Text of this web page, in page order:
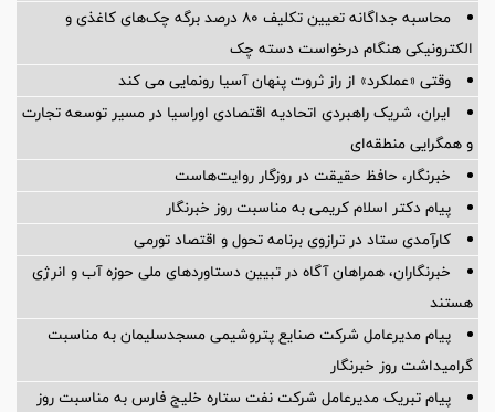
محاسبه جداگانه تعیین تکلیف 80 درصد برگه چک‌های کاغذی و
الکترونیکی هنگام درخواست دسته چک
وقتی «عملکرد» از راز ثروت پنهان آسیا رونمایی می کند
ایران، شریک راهبردی اتحادیه اقتصادی اوراسیا در مسیر توسعه تجارت
و همگرایی منطقه‌ای
خبرنگار، حافظ حقیقت در روزگار روایت‌هاست
پیام دکتر اسلام کریمی به مناسبت روز خبرنگار
کارآمدی ستاد در ترازوی برنامه تحول و اقتصاد تورمی
خبرنگاران، همراهان آگاه در تبیین دستاوردهای ملی حوزه آب و انرژی
هستند
پیام مدیرعامل شركت صنایع پتروشیمی مسجدسلیمان به مناسبت
گرامیداشت روز خبرنگار
پیام تبریک مدیرعامل شرکت نفت ستاره خلیج فارس به مناسبت روز